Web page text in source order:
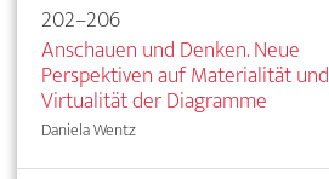
202–206
Anschauen und Denken. Neue
Perspektiven auf Materialität und
Virtualität der Diagramme
Daniela Wentz